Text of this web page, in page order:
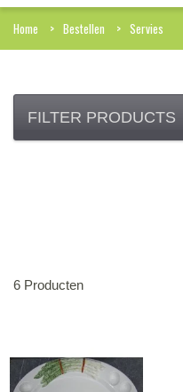
Home Bestellen Servies
FILTER PRODUCTS
6 Producten